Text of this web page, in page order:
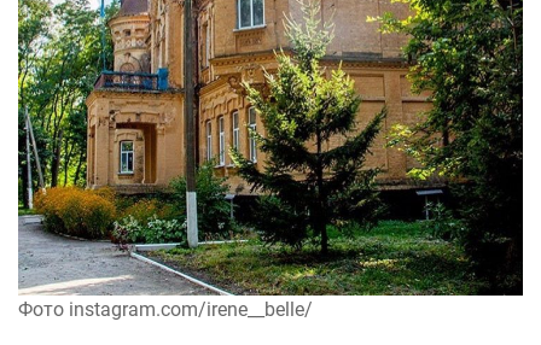
Фото instagram.com/irene__belle/